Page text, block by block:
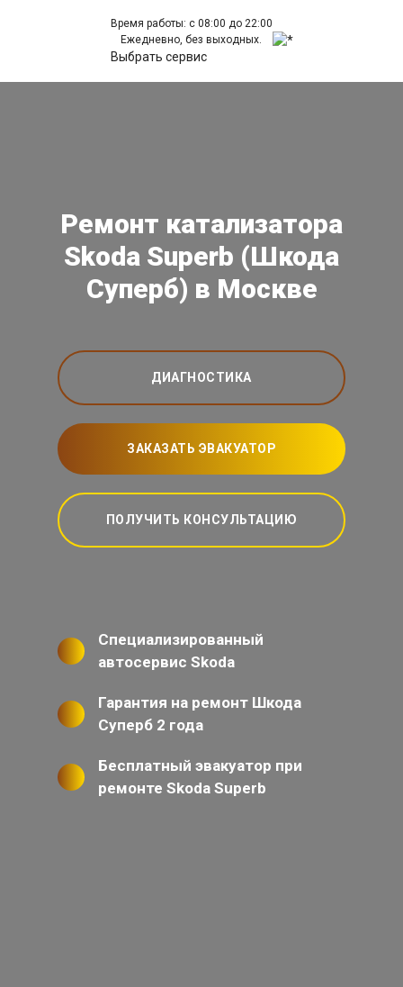
Время работы: с 08:00 до 22:00
Ежедневно, без выходных.
Выбрать сервис
Ремонт катализатора
Skoda Superb (Шкода
Суперб) в Москве
ДИАГНОСТИКА
ЗАКАЗАТЬ ЭВАКУАТОР
ПОЛУЧИТЬ КОНСУЛЬТАЦИЮ
Специализированный
автосервис Skoda
Гарантия на ремонт Шкода
Суперб 2 года
Бесплатный эвакуатор при
ремонте Skoda Superb